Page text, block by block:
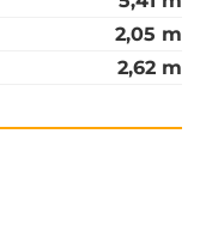
2,05 m
2,62 m